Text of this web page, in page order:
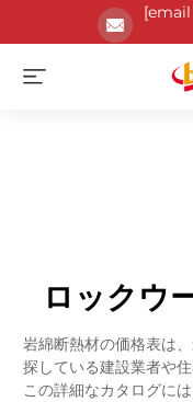
ロックウ
岩綿断熱材の価格表は
探している建設業者や
この詳細なカタログに